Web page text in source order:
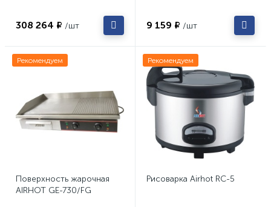
308 264 ₽ /шт 9 159 ₽ /шт
Рекомендуем
Поверхность жарочная
AIRHOT GE-730/FG
Рекомендуем
Рисоварка Airhot RC-5